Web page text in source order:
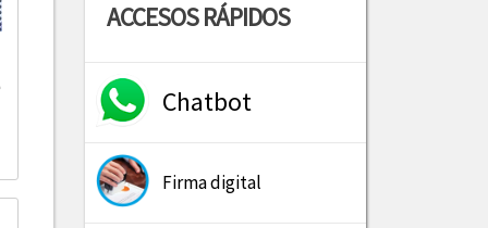
ACCESOS RÁPIDOS
Chatbot
Firma digital